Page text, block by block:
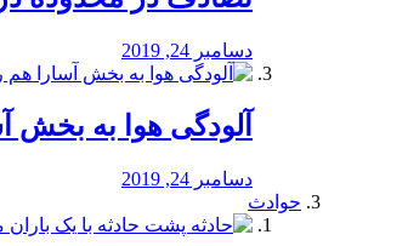
دسامبر 24, 2019
آلودگی هوا به
دسامبر 24, 2019
حوادث